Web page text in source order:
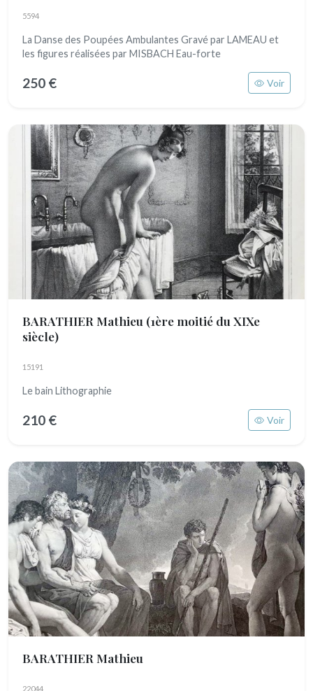
5594
La Danse des Poupées Ambulantes Gravé par LAMEAU et
les figures réalisées par MISBACH Eau-forte
250 € Voir
BARATHIER Mathieu (1ère moitié du XIXe
siècle)
15191
Le bain Lithographie
210 € Voir
BARATHIER Mathieu
22044